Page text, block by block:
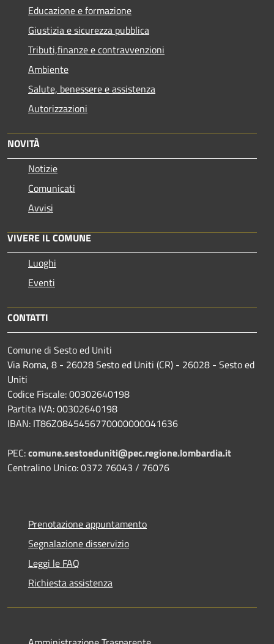
Educazione e formazione
Giustizia e sicurezza pubblica
Tributi,finanze e contravvenzioni
Ambiente
Salute, benessere e assistenza
Autorizzazioni
NOVITÀ
Notizie
Comunicati
Avvisi
VIVERE IL COMUNE
Luoghi
Eventi
CONTATTI
Comune di Sesto ed Uniti
Via Roma, 8 - 26028 Sesto ed Uniti (CR) - 26028 - Sesto ed
Uniti
Codice Fiscale: 00302640198
Partita IVA: 00302640198
IBAN: IT86Z0845456770000000041636
PEC:comune.sestoeduniti@pec.regione.lombardia.it
Centralino Unico: 0372 76043 / 76076
Prenotazione appuntamento
Segnalazione disservizio
Leggi le FAQ
Richiesta assistenza